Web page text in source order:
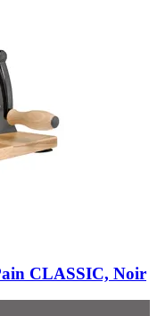
CLASSIC, Noir